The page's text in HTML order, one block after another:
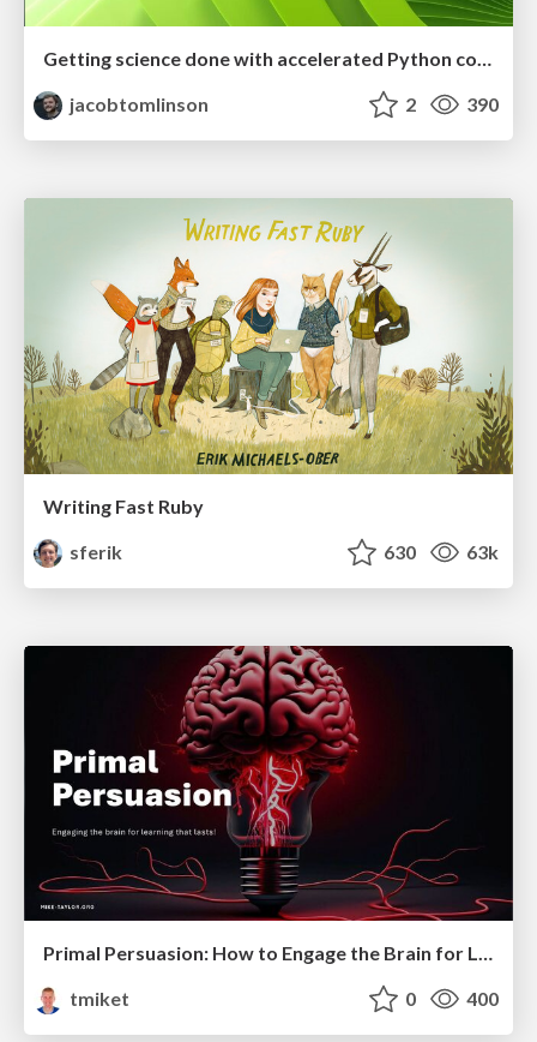
Getting science done with accelerated Python computing platforms
jacobtomlinson
2 390
Writing Fast Ruby
sferik
630 63k
Primal Persuasion: How to Engage the Brain for Learning That Lasts
tmiket
0 400